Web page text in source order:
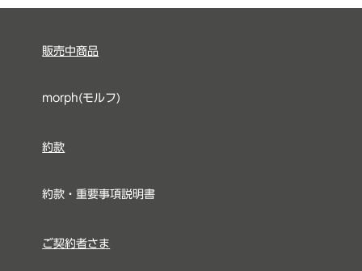
販売中商品
morph(モルフ)
約款
約款・重要事項説明書
ご契約者さま